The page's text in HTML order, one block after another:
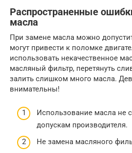
Распространенные
масла
При замене масла можно
могут привести к поломке
использовать некачественное
масляный фильтр, перетянуть
залить слишком много масла.
внимательны!
Использование масла не
допускам производителя.
Не замена масляного